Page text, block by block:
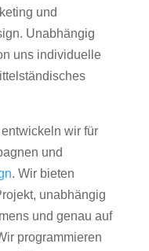
und
Unabhängig
uns individuelle
wir für
und
. Wir bieten
unabhängig
und genau auf
programmieren